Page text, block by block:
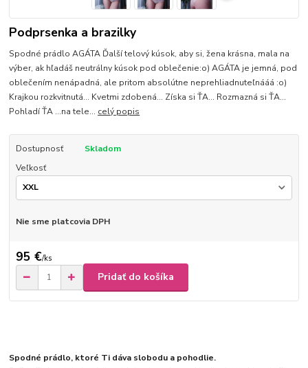
Podprsenka a brazilky
Spodné prádlo AGÁTA Ďalší telový kúsok, aby si, žena krásna, mala na
výber, ak hľadáš neutrálny kúsok pod oblečenie:o) AGÁTA je jemná, pod
oblečením nenápadná, ale pritom absolútne neprehliadnuteľnááá :o)
Krajkou rozkvitnutá... Kvetmi zdobená... Získa si ŤA... Rozmazná si ŤA...
Pohladí ŤA ...na tele... celý popis
Dostupnosť
Skladom
Veľkosť
Nie sme platcovia DPH
95 €/ks
Pridať do košíka
Spodné prádlo, ktoré Ti dáva slobodu a pohodlie.